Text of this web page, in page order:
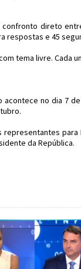
direto
respostas e 45
tema livre. Cada
no dia 7
para
da República.